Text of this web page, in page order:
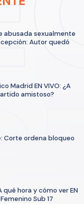
abusada sexualmente
Autor quedó
Madrid EN VIVO: ¿A
amistoso?
Corte ordena bloqueo
qué hora y cómo ver EN
Sub 17